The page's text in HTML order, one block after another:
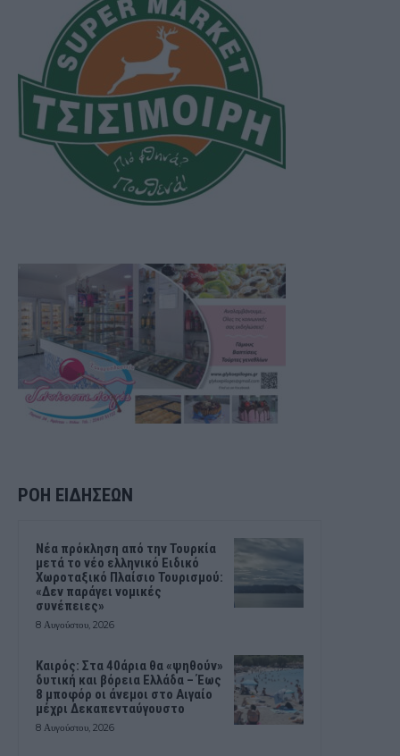
ΡΟΗ ΕΙΔΗΣΕΩΝ
Νέα πρόκληση από την Τουρκία
μετά το νέο ελληνικό Ειδικό
Χωροταξικό Πλαίσιο Τουρισμού:
«Δεν παράγει νομικές
συνέπειες»
8 Αυγούστου, 2026
Καιρός: Στα 40άρια θα «ψηθούν»
δυτική και βόρεια Ελλάδα – Έως
8 μποφόρ οι άνεμοι στο Αιγαίο
μέχρι Δεκαπενταύγουστο
8 Αυγούστου, 2026